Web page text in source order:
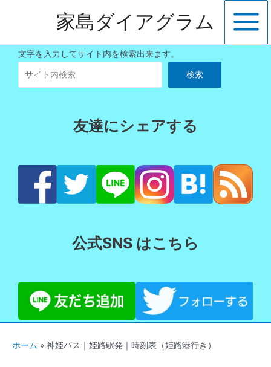
家島ダイアグラム
Main
文字を入力してサイト内を検索出来ます。
検索
友達にシェアする
公式SNS はこちら
ホーム » 神姫バス｜姫路駅発｜時刻表（姫路港行き）